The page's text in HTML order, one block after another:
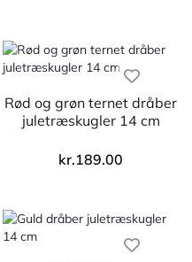
Rød og grøn ternet dråber
juletræskugler 14 cm
kr.189.00